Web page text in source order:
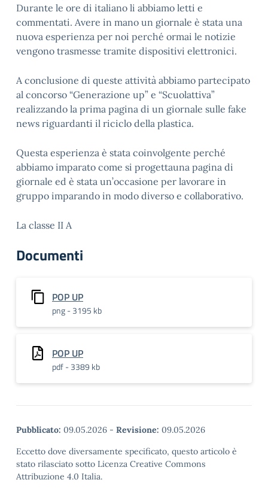
Durante le ore di italiano li abbiamo letti e
commentati. Avere in mano un giornale è stata una
nuova esperienza per noi perché ormai le notizie
vengono trasmesse tramite dispositivi elettronici.
A conclusione di queste attività abbiamo partecipato
al concorso “Generazione up” e “Scuolattiva”
realizzando la prima pagina di un giornale sulle fake
news riguardanti il riciclo della plastica.
Questa esperienza è stata coinvolgente perché
abbiamo imparato come si progettauna pagina di
giornale ed è stata un’occasione per lavorare in
gruppo imparando in modo diverso e collaborativo.
La classe II A
Documenti
POP UP
png - 3195 kb
POP UP
pdf - 3389 kb
Pubblicato: 09.05.2026 - Revisione: 09.05.2026
Eccetto dove diversamente specificato, questo articolo è
stato rilasciato sotto Licenza Creative Commons
Attribuzione 4.0 Italia.